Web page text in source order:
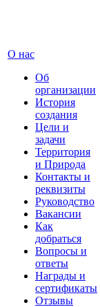
О нас
Об
организации
История
создания
Цели и
задачи
Территория
и Природа
Контакты и
реквизиты
Руководство
Вакансии
Как
добраться
Вопросы и
ответы
Награды и
сертификаты
Отзывы